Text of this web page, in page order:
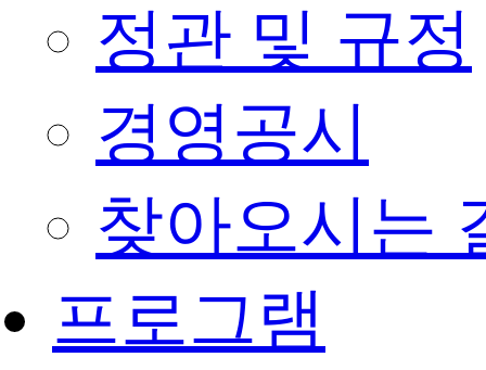
정관 및 규정
경영공시
찾아오시는
프로그램